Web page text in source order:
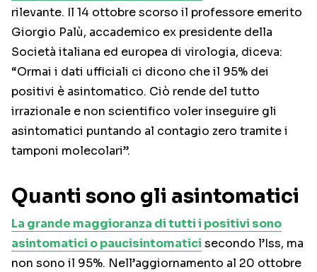
rilevante. Il 14 ottobre scorso il professore emerito
Giorgio Palù, accademico ex presidente della
Società italiana ed europea di virologia, diceva:
“Ormai i dati ufficiali ci dicono che il 95% dei
positivi è asintomatico. Ciò rende del tutto
irrazionale e non scientifico voler inseguire gli
asintomatici puntando al contagio zero tramite i
tamponi molecolari”.
Quanti sono gli asintomatici
La grande maggioranza di tutti i positivi sono
asintomatici o paucisintomatici secondo l’Iss, ma
non sono il 95%. Nell’aggiornamento al 20 ottobre